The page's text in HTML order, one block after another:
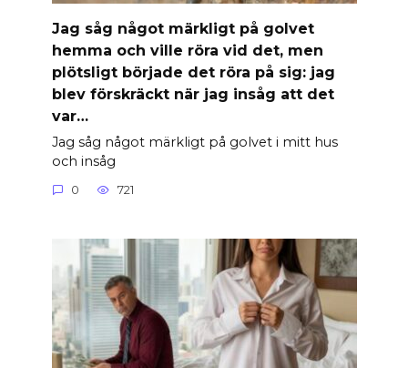
Jag såg något märkligt på golvet
hemma och ville röra vid det, men
plötsligt började det röra på sig: jag
blev förskräckt när jag insåg att det
var…
Jag såg något märkligt på golvet i mitt hus
och insåg
0 721